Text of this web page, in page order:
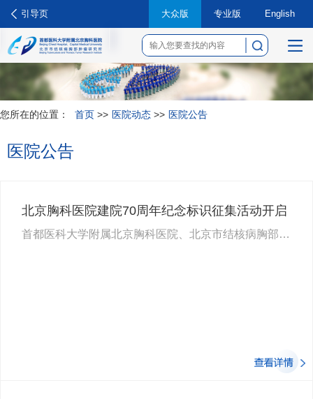
引导页 大众版 专业版 English
菜
您所在的位置： 首页 >> 医院动态 >> 医院公告
医院公告
北京胸科医院建院70周年纪念标识征集活动开启
首都医科大学附属北京胸科医院、北京市结核病胸部肿瘤研究所创建于1955年，是建国初期，为了完成我国结核病的防治任务，经中…